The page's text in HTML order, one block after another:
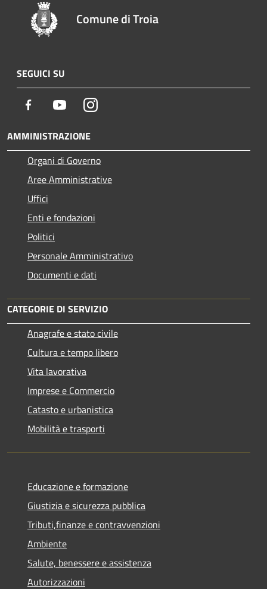
Comune di Troia
SEGUICI SU
Facebook YoutubeInstagram
AMMINISTRAZIONE
Organi di Governo
Aree Amministrative
Uffici
Enti e fondazioni
Politici
Personale Amministrativo
Documenti e dati
CATEGORIE DI SERVIZIO
Anagrafe e stato civile
Cultura e tempo libero
Vita lavorativa
Imprese e Commercio
Catasto e urbanistica
Mobilità e trasporti
Educazione e formazione
Giustizia e sicurezza pubblica
Tributi,finanze e contravvenzioni
Ambiente
Salute, benessere e assistenza
Autorizzazioni